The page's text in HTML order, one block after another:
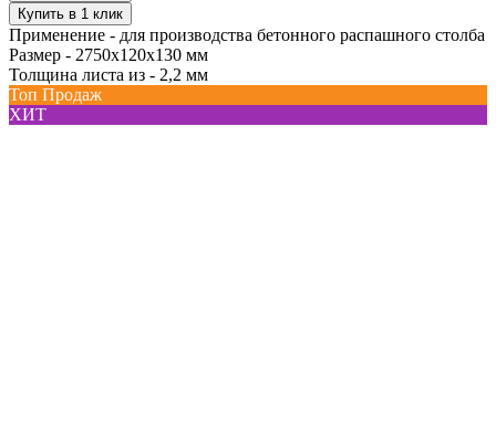
Купить в 1 клик
Применение - для производства бетонного распашного столба
Размер - 2750х120х130 мм
Толщина листа из - 2,2 мм
Топ Продаж
ХИТ